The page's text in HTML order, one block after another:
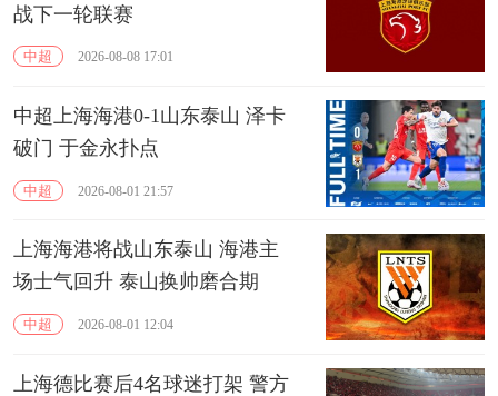
战下一轮联赛
中超 2026-08-08 17:01
中超上海海港0-1山东泰山 泽卡
破门 于金永扑点
中超 2026-08-01 21:57
上海海港将战山东泰山 海港主
场士气回升 泰山换帅磨合期
中超 2026-08-01 12:04
上海德比赛后4名球迷打架 警方